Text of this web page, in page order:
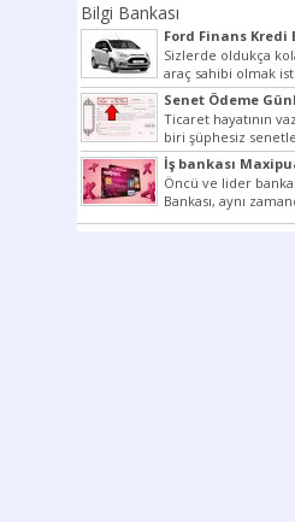
Bilgi Bankası
Ford Finans Kredi
Sizlerde oldukça
araç sahibi olmak
yazımız ilginizi...
Senet Ödeme
Ticaret hayatının
biri şüphesiz
çok kullanılan
İş bankası
Öncü ve lider
Bankası, aynı
Cumhuriyeti’nin ilk